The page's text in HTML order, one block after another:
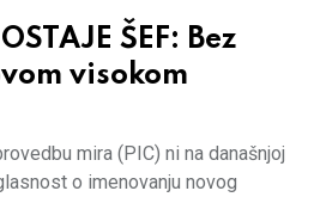
ŠEF: Bez
visokom
mira (PIC) ni na današnjoj
o imenovanju novog